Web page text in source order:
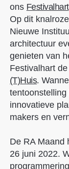
ons Festivalhart
Op dit
Nieuwe
architectuur
genieten van
Festivalhart
(T)Huis.
tentoonstelling
innovatieve
makers en
De RA Maand
26 juni 2022.